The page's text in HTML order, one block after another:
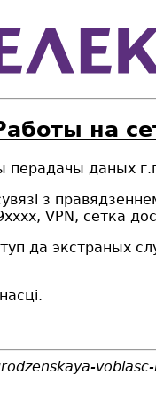
на
перадачы даных
з
хххх, VPN, сетка
да экстраных